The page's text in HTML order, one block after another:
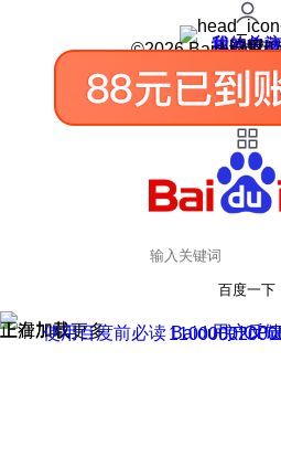
我的关注
我的收藏
皮肤中心
用户反馈
设置
©2026 Baidu 使用
百度一下
正在加载
上滑加载更多 用户反馈
使用百度前必读 Baidu 京ICP
京公网安备